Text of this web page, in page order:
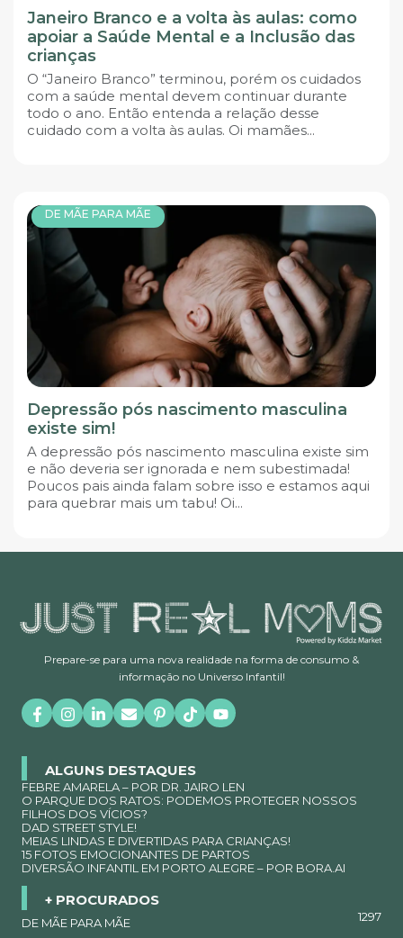
Janeiro Branco e a volta às aulas: como
apoiar a Saúde Mental e a Inclusão das
crianças
O “Janeiro Branco” terminou, porém os cuidados
com a saúde mental devem continuar durante
todo o ano. Então entenda a relação desse
cuidado com a volta às aulas. Oi mamães...
DE MÃE PARA MÃE
Depressão pós nascimento masculina
existe sim!
A depressão pós nascimento masculina existe sim
e não deveria ser ignorada e nem subestimada!
Poucos pais ainda falam sobre isso e estamos aqui
para quebrar mais um tabu! Oi...
Prepare-se para uma nova realidade na forma de consumo &
informação no Universo Infantil!
ALGUNS DESTAQUES
FEBRE AMARELA – POR DR. JAIRO LEN
O PARQUE DOS RATOS: PODEMOS PROTEGER NOSSOS
FILHOS DOS VÍCIOS?
DAD STREET STYLE!
MEIAS LINDAS E DIVERTIDAS PARA CRIANÇAS!
15 FOTOS EMOCIONANTES DE PARTOS
DIVERSÃO INFANTIL EM PORTO ALEGRE – POR BORA.AI
+ PROCURADOS
DE MÃE PARA MÃE
1297